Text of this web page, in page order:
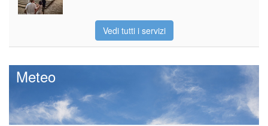
Vedi tutti i servizi
Meteo